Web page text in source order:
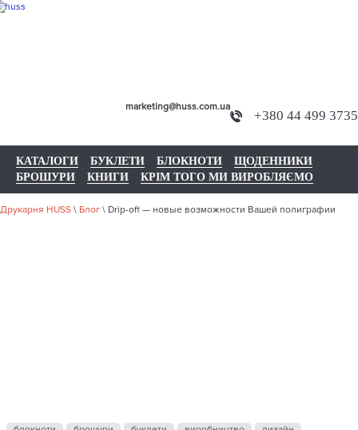
+380 44 499 3735
marketing@huss.com.ua
КАТАЛОГИ БУКЛЕТИ БЛОКНОТИ
ЩОДЕННИКИ
БРОШУРИ
КНИГИ КРІМ ТОГО МИ ВИРОБЛЯЄМО
Друкарня HUSS \ Блог \ Drip-off — новые возможности Вашей полиграфии